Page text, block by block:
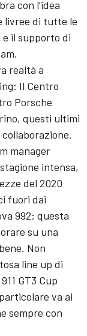
con l’idea
livree di tutte le
il supporto di
realtà a
Il Centro
Porsche
questi ultimi
manager
intensa,
del 2020
fuori dai
992: questa
su una
Non
line up di
GT3 Cup
va ai
sempre con